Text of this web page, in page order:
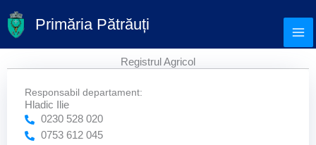
content
Primăria Pătrăuți
Registrul Agricol
Responsabil departament:
Hladic Ilie
0230 528 020
0753 612 045